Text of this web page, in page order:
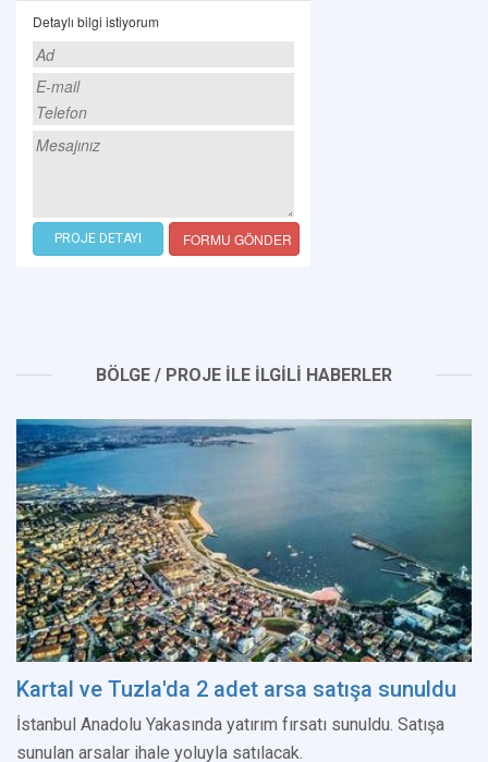
Detaylı bilgi istiyorum
PROJE DETAYI FORMU GÖNDER
BÖLGE / PROJE İLE İLGİLİ HABERLER
Kartal ve Tuzla'da 2 adet arsa satışa sunuldu
İstanbul Anadolu Yakasında yatırım fırsatı sunuldu. Satışa
sunulan arsalar ihale yoluyla satılacak.